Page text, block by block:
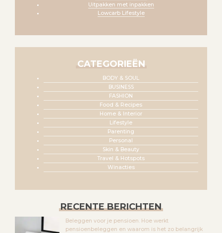
Uitpakken met inpakken
Lowcarb Lifestyle
CATEGORIEËN
BODY & SOUL
BUSINESS
FASHION
Food & Recipes
Home & Interior
Lifestyle
Parenting
Personal
Skin & Beauty
Travel & Hotspots
Winacties
RECENTE BERICHTEN
Beleggen voor je pensioen. Hoe werkt
pensioenbeleggen en waarom is het zo belangrijk